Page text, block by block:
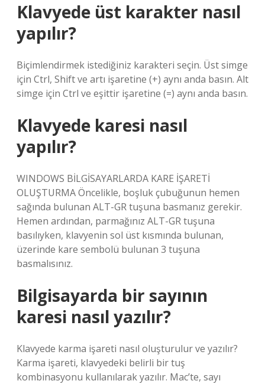
Klavyede üst karakter nasıl
yapılır?
Biçimlendirmek istediğiniz karakteri seçin. Üst simge
için Ctrl, Shift ve artı işaretine (+) aynı anda basın. Alt
simge için Ctrl ve eşittir işaretine (=) aynı anda basın.
Klavyede karesi nasıl
yapılır?
WINDOWS BİLGİSAYARLARDA KARE İŞARETİ
OLUŞTURMA Öncelikle, boşluk çubuğunun hemen
sağında bulunan ALT-GR tuşuna basmanız gerekir.
Hemen ardından, parmağınız ALT-GR tuşuna
basılıyken, klavyenin sol üst kısmında bulunan,
üzerinde kare sembolü bulunan 3 tuşuna
basmalısınız.
Bilgisayarda bir sayının
karesi nasıl yazılır?
Klavyede karma işareti nasıl oluşturulur ve yazılır?
Karma işareti, klavyedeki belirli bir tuş
kombinasyonu kullanılarak yazılır. Mac’te, sayı